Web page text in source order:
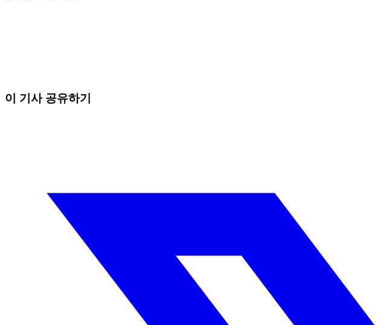
이 기사 공유하기